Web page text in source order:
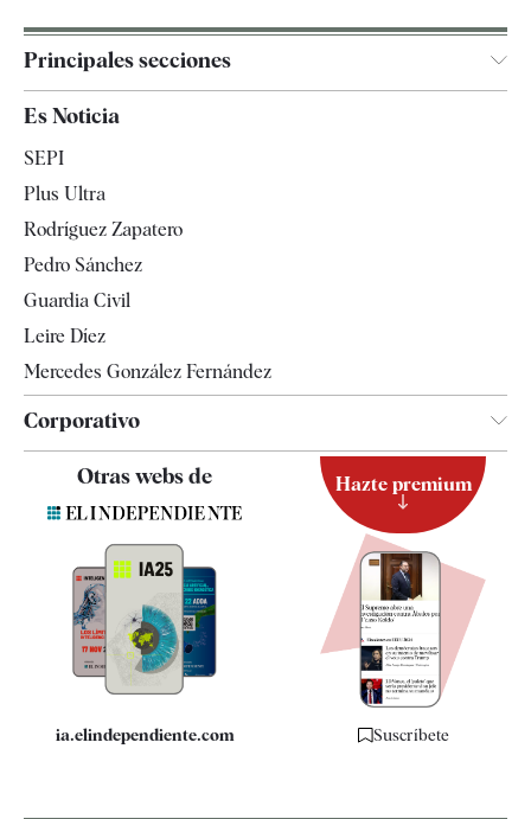
Principales secciones
España
Televisión
Es Noticia
SEPI
Plus Ultra
Rodríguez Zapatero
Pedro Sánchez
Guardia Civil
Leire Díez
Mercedes González Fernández
Corporativo
Contacto
Quiénes somos
Especificaciones
Otras webs de
ia.elindependiente.com
Hazte premium
Suscríbete